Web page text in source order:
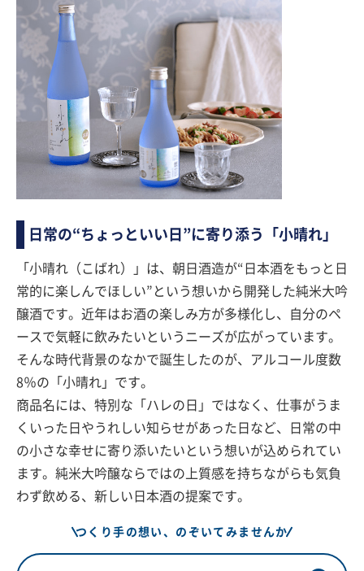
日常の“ちょっといい日”に寄り添う「小晴れ」
「小晴れ（こばれ）」は、朝日酒造が“日本酒をもっと日
常的に楽しんでほしい”という想いから開発した純米大吟
醸酒です。近年はお酒の楽しみ方が多様化し、自分のペ
ースで気軽に飲みたいというニーズが広がっています。
そんな時代背景のなかで誕生したのが、アルコール度数
8％の「小晴れ」です。
商品名には、特別な「ハレの日」ではなく、仕事がうま
くいった日やうれしい知らせがあった日など、日常の中
の小さな幸せに寄り添いたいという想いが込められてい
ます。純米大吟醸ならではの上質感を持ちながらも気負
わず飲める、新しい日本酒の提案です。
つくり手の想い、のぞいてみませんか